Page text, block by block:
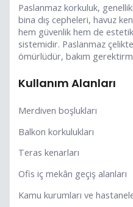
Paslanmaz korkuluk,
bina dış cepheleri, havuz
hem güvenlik hem de
sistemidir. Paslanmaz
ömürlüdür, bakım
Kullanım Alanları
Merdiven boşlukları
Balkon korkulukları
Teras kenarları
Ofis iç mekân geçiş alanları
Kamu kurumları ve